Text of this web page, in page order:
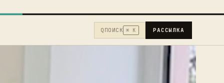
Q ПОИСК ⌘ K РАССЫЛКА